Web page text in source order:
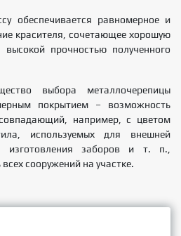
обеспечивается равномерное и
красителя, сочетающее хорошую
прочностью полученного
выбора металлочерепицы
покрытием – возможность
например, с цветом
используемых для внешней
изготовления заборов и т. п.,
сооружений на участке.